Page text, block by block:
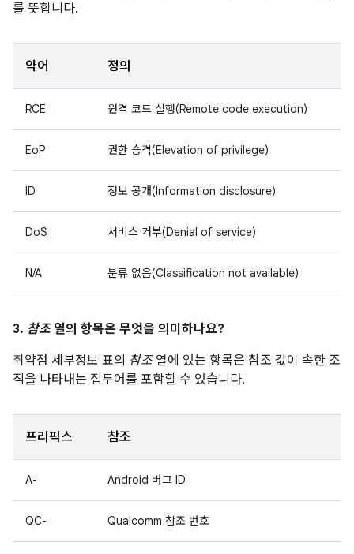
를 뜻합니다.
약어 정의
RCE 원격 코드 실행(Remote code execution)
EoP 권한 승격(Elevation of privilege)
ID 정보 공개(Information disclosure)
DoS 서비스 거부(Denial of service)
N/A 분류 없음(Classification not available)
3. 참조열의 항목은 무엇을 의미하나요?
취약점 세부정보 표의 참조열에 있는 항목은 참조 값이 속한 조
직을 나타내는 접두어를 포함할 수 있습니다.
프리픽스 참조
A- Android 버그 ID
QC- Qualcomm 참조 번호